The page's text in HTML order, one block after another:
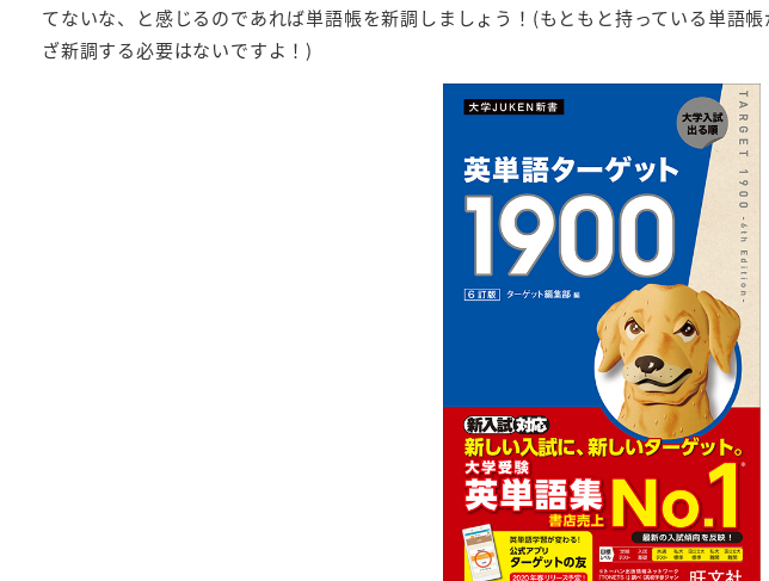
てないな、と感じるのであれば単語帳を新調しましょう！(もともと持っている単語
ざ新調する必要はないですよ！)